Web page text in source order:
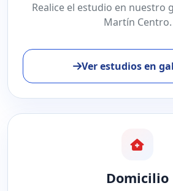
Realice el estudio en nuestro
Martín Centro.
Ver estudios en
Domicilio